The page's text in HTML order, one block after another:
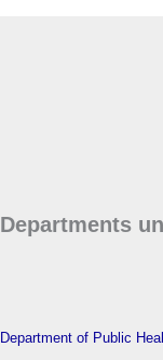
Departments
Department of Public